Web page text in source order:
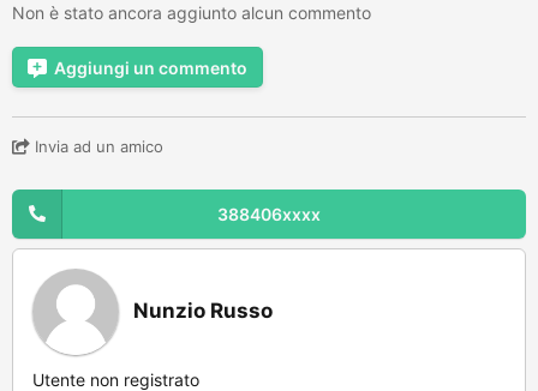
Non è stato ancora aggiunto alcun commento
Aggiungi un commento
Invia ad un amico
388406xxxx
Nunzio Russo
Utente non registrato